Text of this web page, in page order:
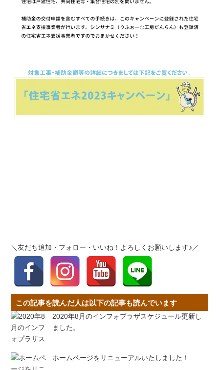
＼友だち追加・フォロー・いいね！よろしくお願いします♪／
この記事を読んだ人は以下の記事も読んでいます
2020年8月のインフォプラザスケジュール更新し
ました。
ホームページをリニューアルいたしました！